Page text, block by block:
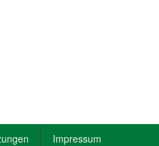
Impressum